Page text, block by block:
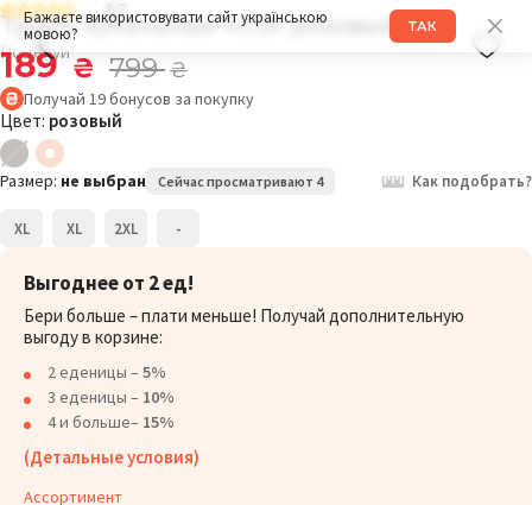
Бажаєте використовувати сайт українською
мовою?
ТАК
4.7
Трусы купальные 011K розовый
Поцелуй
189₴ 799₴
Получай 19бонусов за покупку
Цвет: розовый
Размер: не выбран Сейчас просматривают 4 Как подобрать?
XL XL 2XL -
Выгоднее от 2 ед!
Бери больше – плати меньше! Получай дополнительную
выгоду в корзине:
2 еденицы – 5%
3 еденицы – 10%
4 и больше– 15%
(Детальные условия)
Ассортимент